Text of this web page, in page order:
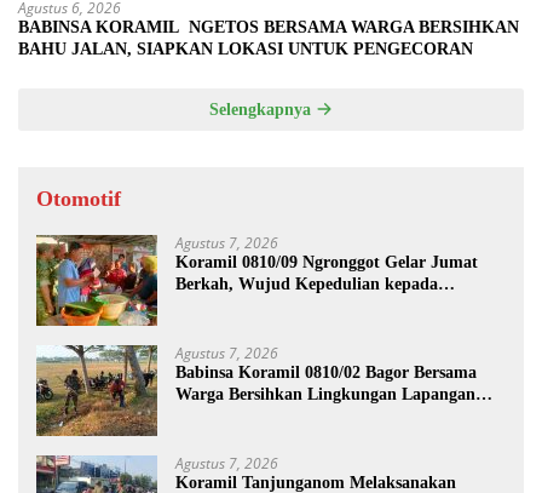
Agustus 6, 2026
BABINSA KORAMIL NGETOS BERSAMA WARGA BERSIHKAN
BAHU JALAN, SIAPKAN LOKASI UNTUK PENGECORAN
Selengkapnya
Otomotif
Agustus 7, 2026
Koramil 0810/09 Ngronggot Gelar Jumat
Berkah, Wujud Kepedulian kepada
Agustus 7, 2026
Babinsa Koramil 0810/02 Bagor Bersama
Warga Bersihkan Lingkungan Lapangan
Agustus 7, 2026
Koramil Tanjunganom Melaksanakan